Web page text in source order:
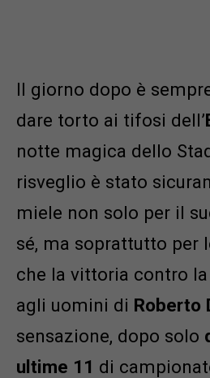
Il giorno dopo è
dare torto ai tifosi dell’
notte magica dello
risveglio è stato
miele non solo per il
sé, ma soprattutto per
che la vittoria contro
agli uomini di Roberto
sensazione, dopo solo
ultime 11 di